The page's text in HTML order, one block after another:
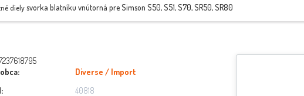
dielysvorka blatníku vnútorná pre Simson S50, S51, S70, SR50, SR80
Diverse / Import
40818